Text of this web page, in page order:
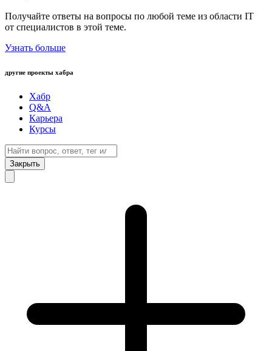
Получайте ответы на вопросы по любой теме из области IT
от специалистов в этой теме.
Узнать больше
другие проекты хабра
Хабр
Q&A
Карьера
Курсы
Закрыть